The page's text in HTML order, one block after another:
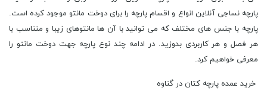
پارچه نساجی آنلاین انواع و اقسام پارچه را برای دوخت مانتو موجود کرده است.
پارچه با جنس های مختلف که می توانید با آن ها مانتوهای زیبا و متناسب با
هر فصل و هر کاربردی بدوزید. در ادامه چند نوع پارچه جهت دوخت مانتو را
معرفی خواهیم کرد.
خرید عمده پارچه کتان در گناوه